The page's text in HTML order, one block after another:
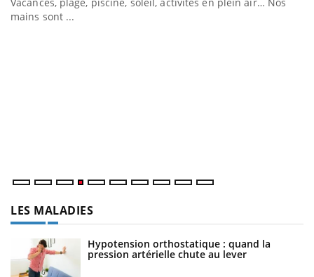
mains sont ...
LES MALADIES
Hypotension orthostatique : quand la
pression artérielle chute au lever